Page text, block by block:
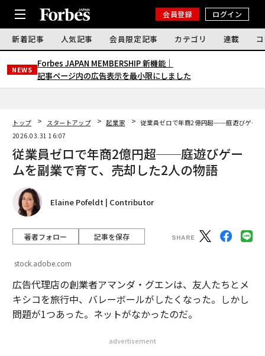
会員登録 ログイン
新着記事 人気記事 会員限定記事 カテゴリ 連載
NEWS
Forbes JAPAN MEMBERSHIP 新機能｜
記事ページ内の広告表示を最小限にしました
トップ スタートアップ 起業家
従業員ゼロで年商2億円超──庭遊びゲーム
2026.03.31 16:07
従業員ゼロで年商2億円超──庭遊びゲー
ムを副業で育て、売却した2人の物語
Elaine Pofeldt | Contributor
著者フォロー 記事を保存
stock.adobe.com
広告代理店の創業者アマンダ・グエンは、友人たちとメ
キシコを旅行中、バレーボールがしたくなった。しかし
問題が1つあった。ネットがなかったのだ。
advertisement